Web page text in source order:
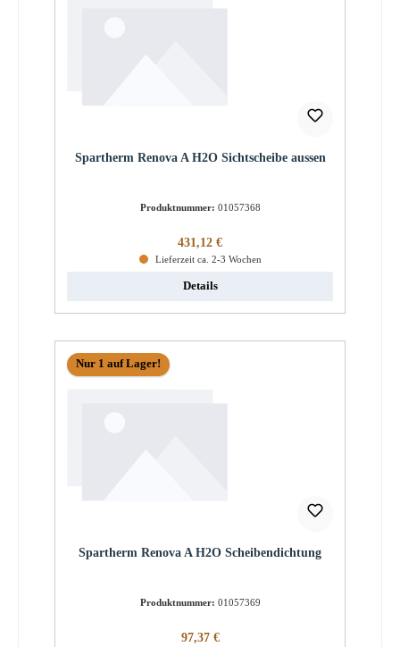
Spartherm Renova A H2O Sichtscheibe aussen
Produktnummer: 01057368
Regulärer Preis:
431,12 €
Lieferzeit ca. 2-3 Wochen
Details
Nur 1 auf Lager!
Spartherm Renova A H2O Scheibendichtung
Produktnummer: 01057369
Regulärer Preis:
97,37 €